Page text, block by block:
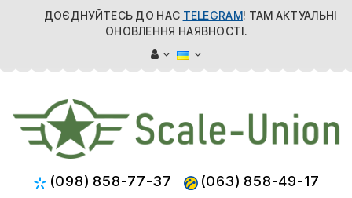
ДОЄДНУЙТЕСЬ ДО НАС TELEGRAM! ТАМ АКТУАЛЬНІ
ОНОВЛЕННЯ НАЯВНОСТІ.
(098) 858-77-37 (063) 858-49-17